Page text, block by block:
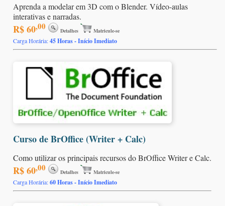
Aprenda a modelar em 3D com o Blender. Vídeo-aulas
interativas e narradas.
R$ 60,00 Detalhes Matricule-se
Carga Horária:45 Horas - Início Imediato
Curso de BrOffice (Writer + Calc)
Como utilizar os principais recursos do BrOffice Writer e Calc.
R$ 60,00 Detalhes Matricule-se
Carga Horária:60 Horas - Início Imediato